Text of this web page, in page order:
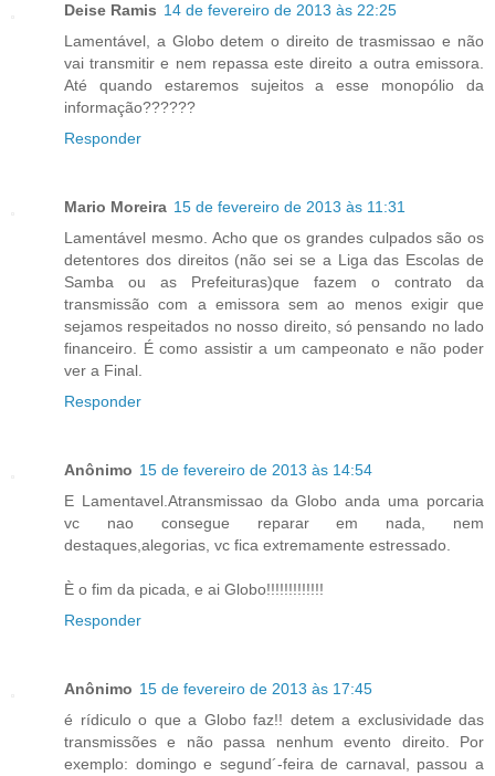
Deise Ramis 14 de fevereiro de 2013 às 22:25
Lamentável, a Globo detem o direito de trasmissao e não
vai transmitir e nem repassa este direito a outra emissora.
Até quando estaremos sujeitos a esse monopólio da
informação??????
Responder
Mario Moreira 15 de fevereiro de 2013 às 11:31
Lamentável mesmo. Acho que os grandes culpados são os
detentores dos direitos (não sei se a Liga das Escolas de
Samba ou as Prefeituras)que fazem o contrato da
transmissão com a emissora sem ao menos exigir que
sejamos respeitados no nosso direito, só pensando no lado
financeiro. É como assistir a um campeonato e não poder
ver a Final.
Responder
Anônimo 15 de fevereiro de 2013 às 14:54
E Lamentavel.Atransmissao da Globo anda uma porcaria
vc nao consegue reparar em nada, nem
destaques,alegorias, vc fica extremamente estressado.
È o fim da picada, e ai Globo!!!!!!!!!!!!!
Responder
Anônimo 15 de fevereiro de 2013 às 17:45
é rídiculo o que a Globo faz!! detem a exclusividade das
transmissões e não passa nenhum evento direito. Por
exemplo: domingo e segund´-feira de carnaval, passou a